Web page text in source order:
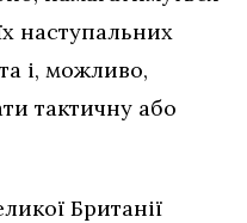
наступальних
і, можливо,
тактичну або
Британії